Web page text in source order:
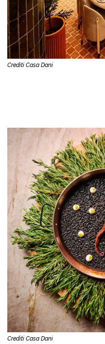
Crediti Casa Dani
Crediti Casa Dani